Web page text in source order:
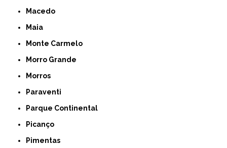
Macedo
Maia
Monte Carmelo
Morro Grande
Morros
Paraventi
Parque Continental
Picanço
Pimentas